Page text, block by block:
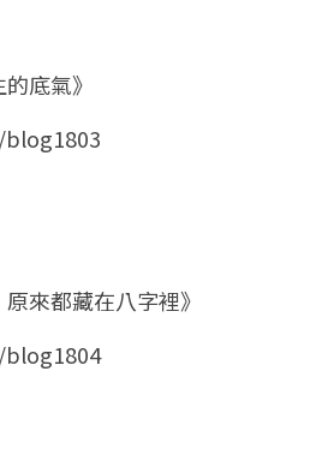
底氣》
來都藏在八字裡》